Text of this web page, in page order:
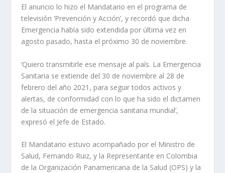
El anuncio lo hizo el Mandatario en el programa de
televisión ‘Prevención y Acción’, y recordó que dicha
Emergencia había sido extendida por última vez en
agosto pasado, hasta el próximo 30 de noviembre.
‘Quiero transmitirle ese mensaje al país. La Emergencia
Sanitaria se extiende del 30 de noviembre al 28 de
febrero del año 2021, para seguir todos activos y
alertas, de conformidad con lo que ha sido el dictamen
de la situación de emergencia sanitaria mundial’,
expresó el Jefe de Estado.
El Mandatario estuvo acompañado por el Ministro de
Salud, Fernando Ruiz, y la Representante en Colombia
de la Organización Panamericana de la Salud (OPS) y la